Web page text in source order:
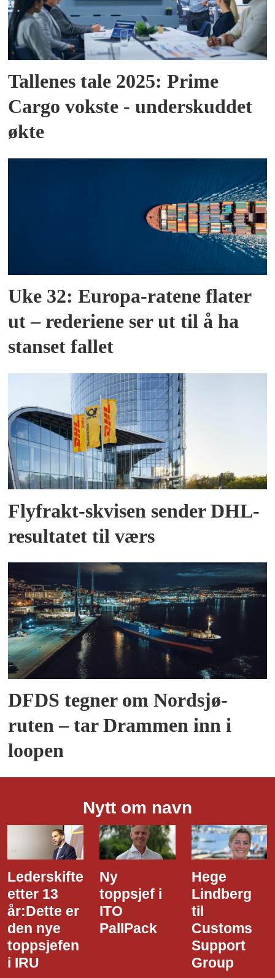
Tallenes tale 2025: Prime
Cargo vokste - underskuddet
økte
Uke 32: Europa-ratene flater
ut – rederiene ser ut til å ha
stanset fallet
Flyfrakt-skvisen sender DHL-
resultatet til værs
DFDS tegner om Nordsjø-
ruten – tar Drammen inn i
loopen
Nytt om navn
er
Ny
toppsjef i
ITO
PallPack
Lindberg
Customs
den
i
Havn